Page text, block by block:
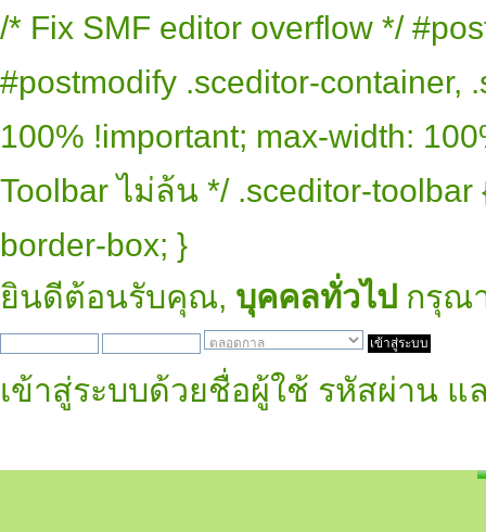
/* Fix SMF editor overflow */
#postmodify .sceditor-container,
100% !important; max-width:
Toolbar ไม่ล้น */ .sceditor-
border-box; }
ยินดีต้อนรับคุณ, บุคคลทั่วไป กรุณ
เข้าสู่ระบบด้วยชื่อผู้ใช้ รหัสผ่าน แ